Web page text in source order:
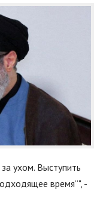
ухом. Выступить
время“", -